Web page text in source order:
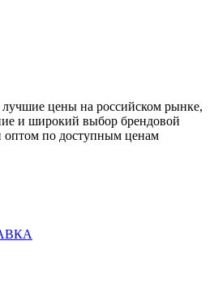
цены на российском рынке,
и широкий выбор брендовой
по доступным ценам